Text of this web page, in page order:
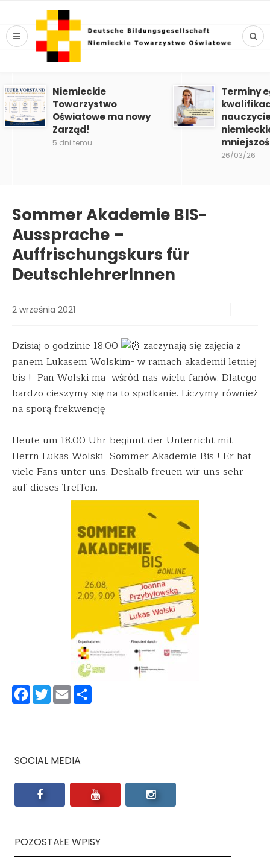
Niemieckie
Towarzystwo
Oświatowe ma nowy
Zarząd!
5 dni temu
Terminy
26/03/26
Sommer Akademie BIS-
Aussprache –
Auffrischungskurs für
DeutschlehrerInnen
2 września 2021
Dzisiaj o godzinie 18.00
zaczynają się zajęcia z
panem Lukasem Wolskim- w ramach akademii letniej
bis ! Pan Wolski ma wśród nas wielu fanów. Dlatego
bardzo cieszymy się na to spotkanie. Liczymy również
na sporą frekwencję
Heute um 18.00 Uhr beginnt der Unterricht mit
Herrn Lukas Wolski- Sommer Akademie Bis ! Er hat
viele Fans unter uns. Deshalb freuen wir uns sehr
auf dieses Treffen.
Facebook
Twitter
Email
SOCIAL MEDIA
POZOSTAŁE WPISY